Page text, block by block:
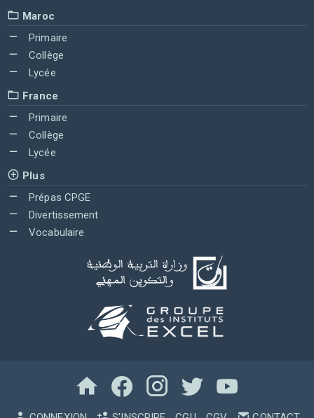
Maroc
Primaire
Collège
Lycée
France
Primaire
Collège
Lycée
Plus
Prépas CPGE
Divertissement
Vocabulaire